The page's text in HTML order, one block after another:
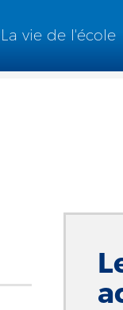
La vie de l'école